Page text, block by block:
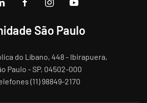
São Paulo
do Líbano, 448 - Ibirapuera,
Paulo - SP, 04502-000
(11) 98849-2170